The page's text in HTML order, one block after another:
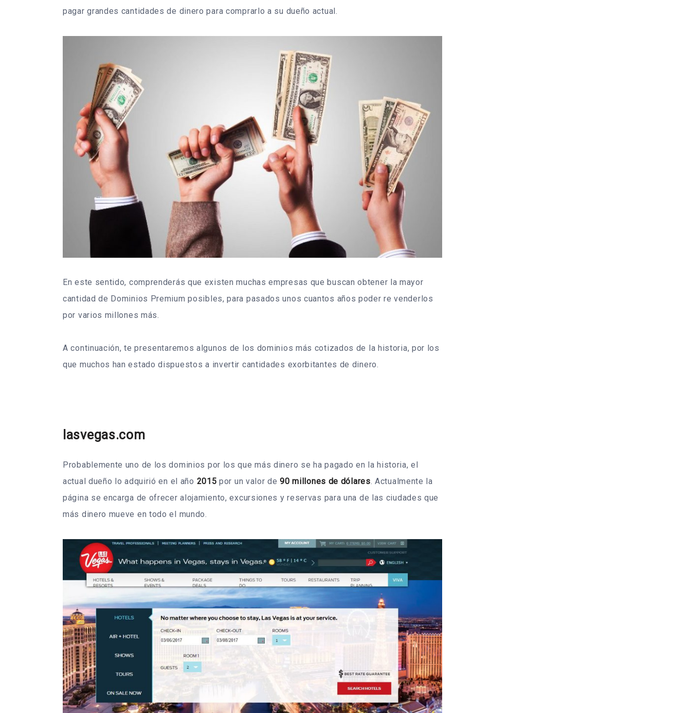
pagar grandes cantidades de dinero para comprarlo a su dueño actual.
En este sentido, comprenderás que existen muchas empresas que buscan obtener la mayor
cantidad de Dominios Premium posibles, para pasados unos cuantos años poder re venderlos
por varios millones más.
A continuación, te presentaremos algunos de los dominios más cotizados de la historia, por los
que muchos han estado dispuestos a invertir cantidades exorbitantes de dinero.
lasvegas.com
Probablemente uno de los dominios por los que más dinero se ha pagado en la historia, el
actual dueño lo adquirió en el año 2015 por un valor de90 millones de dólares. Actualmente la
página se encarga de ofrecer alojamiento, excursiones y reservas para una de las ciudades que
más dinero mueve en todo el mundo.